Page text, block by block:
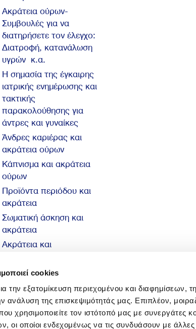
cookies
την εξατομίκευση περιεχομένου και διαφημίσεων,
ανάλυση της επισκεψιμότητάς μας. Επιπλέον,
χρησιμοποιείτε τον ιστότοπό μας με συνεργάτες
οι οποίοι ενδεχομένως να τις συνδυάσουν με
Ακράτεια ούρων-
Συμβουλές για να
διατηρήσετε τον έλεγχο:
Διατροφή, κατανάλωση
υγρών κ.α.
Η σημασία της έγκαιρης
ιατρικής ενημέρωσης και
τακτικής
παρακολούθησης για
άντρες και γυναίκες
Άνδρες καριέρας και
ακράτεια ούρων
Κάπνισμα και ακράτεια
ούρων
Προϊόντα περιόδου και
ακράτεια
Σωματική άσκηση και
ακράτεια
Ακράτεια και
10 βασικά στοιχεία για
την ακράτεια